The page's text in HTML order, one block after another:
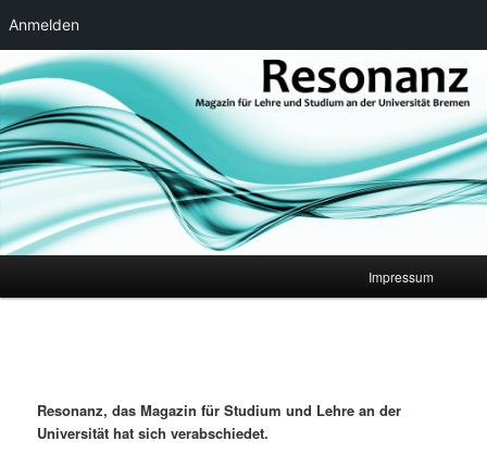
Anmelden
Zum
primären
Inhalt
springenResonanz
Magazin für Lehre und Studium an der Universität Bremen
Impressum
Resonanz, das Magazin für Studium und Lehre an der
Universität hat sich verabschiedet.